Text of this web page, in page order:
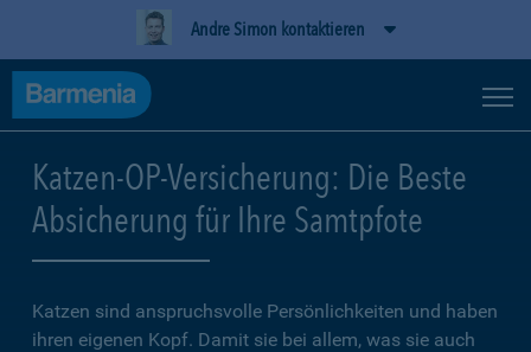
Andre Simon kontaktieren
Katzen-OP-Versicherung: Die Beste
Absicherung für Ihre Samtpfote
Katzen sind anspruchsvolle Persönlichkeiten und haben
ihren eigenen Kopf. Damit sie bei allem, was sie auch